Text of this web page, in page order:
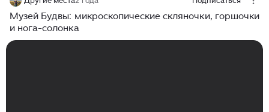
Музей Будвы: микроскопические скляночки, горшочки
и нога-солонка